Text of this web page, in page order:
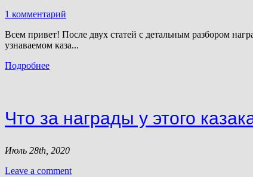
1 комментарий
Всем привет! После двух статей с детальным разбором
узнаваемом каза...
Подробнее
Что за награды у этого
Июль 28th, 2020
Leave a comment